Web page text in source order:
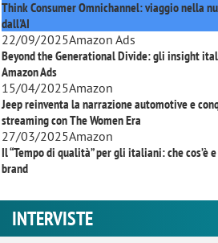
Think Consumer Omnichannel: viaggio nella
dall'AI
22/09/2025Amazon Ads
Beyond the Generational Divide: gli insight
Amazon Ads
15/04/2025Amazon
Jeep reinventa la narrazione automotive e
streaming conThe Women Era
27/03/2025Amazon
Il “Tempo di qualità” per gli italiani: che cos’è
brand
INTERVISTE